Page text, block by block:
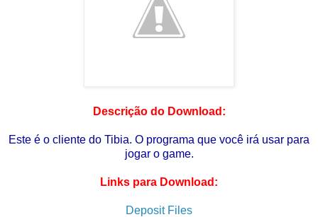
Descrição do Download:
Este é o cliente do Tibia. O programa que você irá usar para
jogar o game.
Links para Download:
Deposit Files